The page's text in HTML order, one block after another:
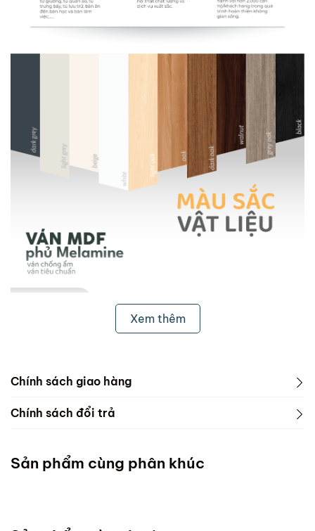
Xem thêm
Chính sách giao hàng
1. Freeship & Lắp đặt cho khách hàng các tỉnh thành
Miền Bắc
Chính sách đổi trả
Sản phẩm cùng phân khúc